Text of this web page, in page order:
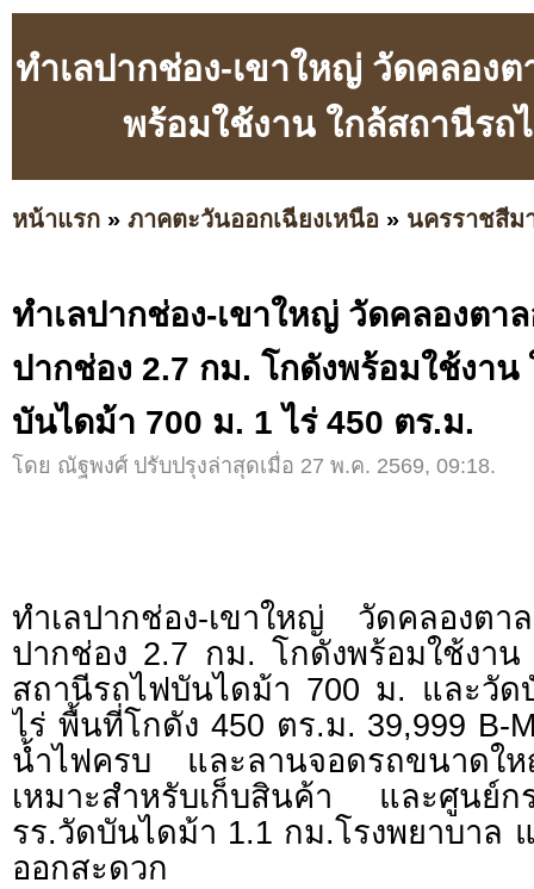
ทำเลปากช่อง-เขาใหญ่ วัดคลอง
พร้อมใช้งาน ใกล้สถานีรถ
หน้าแรก » ภาคตะวันออกเฉียงเหนือ » นครราชสีม
ทำเลปากช่อง-เขาใหญ่ วัดคลองตา
ปากช่อง 2.7 กม. โกดังพร้อมใช้งาน
บันไดม้า 700 ม. 1 ไร่ 450 ตร.ม.
โดย ณัฐพงศ์ ปรับปรุงล่าสุดเมื่อ 27 พ.ค. 2569, 09:18.
ทำเลปากช่อง-เขาใหญ่ วัดคลองต
ปากช่อง 2.7 กม. โกดังพร้อมใช้งา
สถานีรถไฟบันไดม้า 700 ม. และวั
ไร่ พื้นที่โกดัง 450 ตร.ม. 39,999 B-
น้ำไฟครบ และลานจอดรถขนาดใ
เหมาะสำหรับเก็บสินค้า และศูนย์
รร.วัดบันไดม้า 1.1 กม.โรงพยาบาล
ออกสะดวก